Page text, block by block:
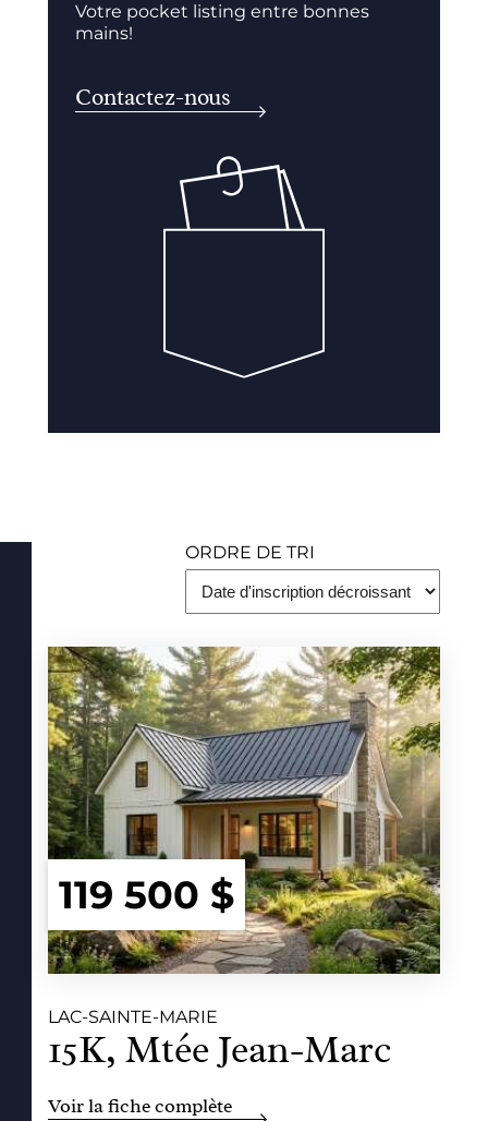
Votre pocket listing entre bonnes
mains!
Contactez-nous
ORDRE DE TRI
119 500 $
LAC-SAINTE-MARIE
15K, Mtée Jean-Marc
Voir la fiche complète